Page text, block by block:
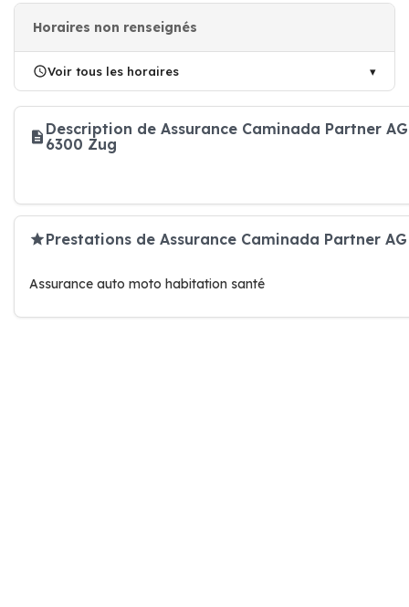
Horaires non renseignés
Voir tous les horaires
Description de Assurance Caminada Partner AG
6300 Zug
Prestations de Assurance Caminada Partner AG
Assurance auto moto habitation santé